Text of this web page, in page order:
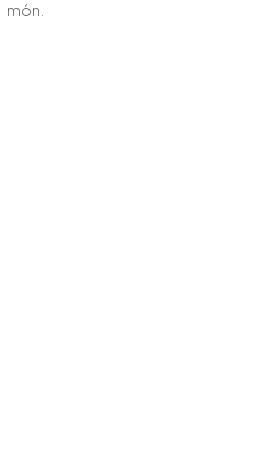
món.